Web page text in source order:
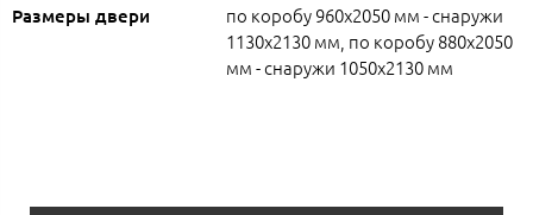
Размеры двери
по коробу 960х2050 мм - снаружи
1130х2130 мм, по коробу 880х2050
мм - снаружи 1050х2130 мм